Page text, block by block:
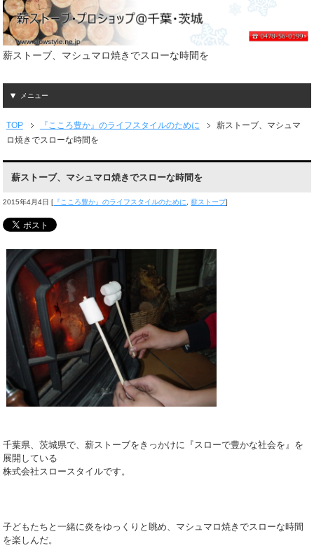
薪ストーブ、マシュマロ焼きでスローな時間を
メニュー
TOP 『こころ豊か』のライフスタイルのために
薪ストーブ、マシュマ
ロ焼きでスローな時間を
薪ストーブ、マシュマロ焼きでスローな時間を
2015年4月4日 [ 『こころ豊か』のライフスタイルのために ,薪ストーブ]
千葉県、茨城県で、薪ストーブをきっかけに『スローで豊かな社会を』を
展開している
株式会社スロースタイルです。
子どもたちと一緒に炎をゆっくりと眺め、マシュマロ焼きでスローな時間
を楽しんだ。